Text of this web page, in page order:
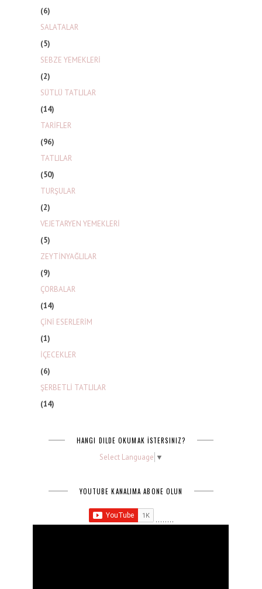
(6)
SALATALAR
(5)
SEBZE YEMEKLERİ
(2)
SÜTLÜ TATLILAR
(14)
TARİFLER
(96)
TATLILAR
(50)
TURŞULAR
(2)
VEJETARYEN YEMEKLERİ
(5)
ZEYTİNYAĞLILAR
(9)
ÇORBALAR
(14)
ÇİNİ ESERLERİM
(1)
İÇECEKLER
(6)
ŞERBETLİ TATLILAR
(14)
HANGI DILDE OKUMAK İSTERSINIZ?
Select Language ▼
YOUTUBE KANALIMA ABONE OLUN
........